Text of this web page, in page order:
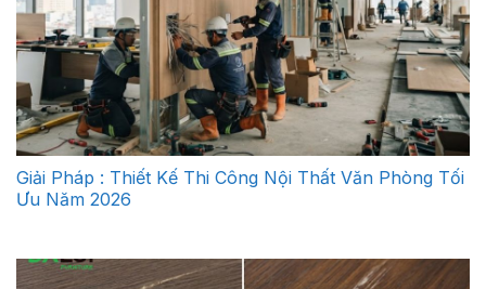
Giải Pháp : Thiết Kế Thi Công Nội Thất Văn Phòng Tối
Ưu Năm 2026